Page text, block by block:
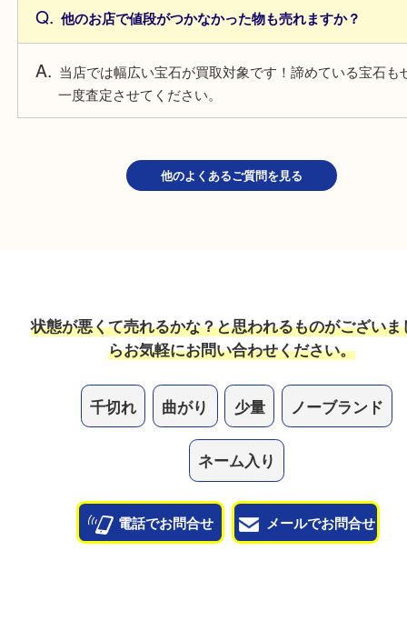
鑑別書がない宝石も売れますか？
もちろんお買取しています！熟練のスタッフがしっ
させていただきます。
ルースの宝石も売れますか？
当店では幅広い宝石が買取対象です！諦めている宝
一度査定させてください。
他のよくあるご質問を見る